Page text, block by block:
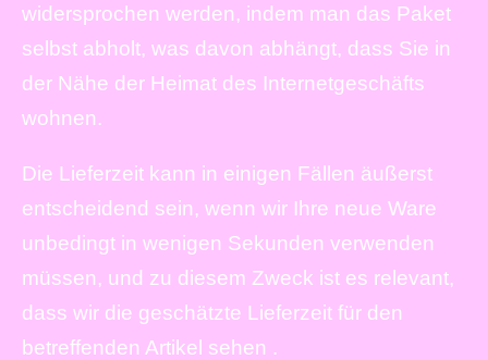
widersprochen werden, indem man das Paket
selbst abholt, was davon abhängt, dass Sie in
der Nähe der Heimat des Internetgeschäfts
wohnen.
Die Lieferzeit kann in einigen Fällen äußerst
entscheidend sein, wenn wir Ihre neue Ware
unbedingt in wenigen Sekunden verwenden
müssen, und zu diesem Zweck ist es relevant,
dass wir die geschätzte Lieferzeit für den
betreffenden Artikel sehen .